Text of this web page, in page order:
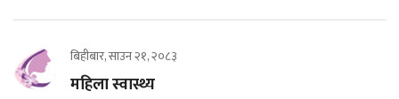
बिहीबार, साउन २१, २०८३
महिला स्वास्थ्य